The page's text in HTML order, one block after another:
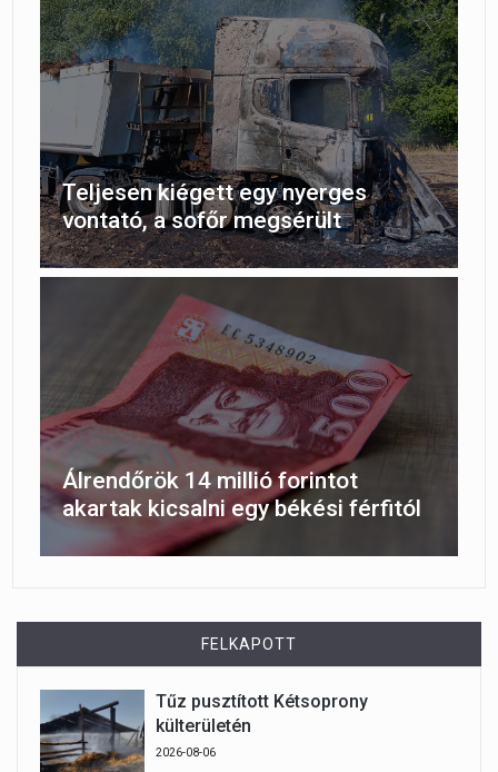
Teljesen kiégett egy nyerges
vontató, a sofőr megsérült
Álrendőrök 14 millió forintot
akartak kicsalni egy békési férfitól
FELKAPOTT
Tűz pusztított Kétsoprony
külterületén
2026-08-06